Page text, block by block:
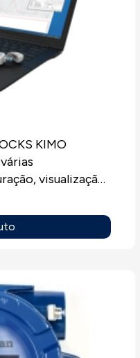
KIMO
visualização
dos novos
lite / Software-
KILOG-N-3